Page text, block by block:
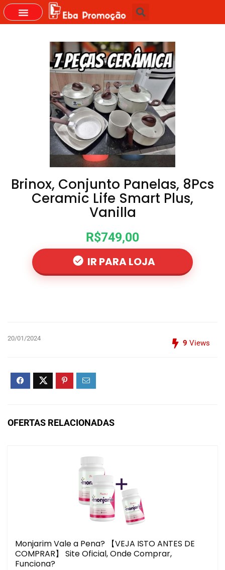
Brinox, Conjunto Panelas, 8Pcs
Ceramic Life Smart Plus,
Vanilla
R$749,00
IR PARA LOJA
20/01/2024
9 Views
OFERTAS RELACIONADAS
Monjarim Vale a Pena? 【VEJA ISTO ANTES DE
COMPRAR】 Site Oficial, Onde Comprar,
Funciona?